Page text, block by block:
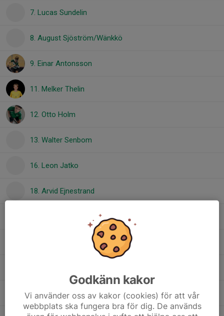
7. Lucas Sundelin
8. August Sjöström/Wänkkö
9. Einar Antonsson
11. Melker Thelin
12. Otto Holm
13. Walter Senbom
16. Leon Jatko
18. Arvid Ejnestrand
23. Valdemar Hjärtedal
26. Joel Alamäki
Godkänn kakor
Vi använder oss av kakor (cookies) för att vår
webbplats ska fungera bra för dig. De används